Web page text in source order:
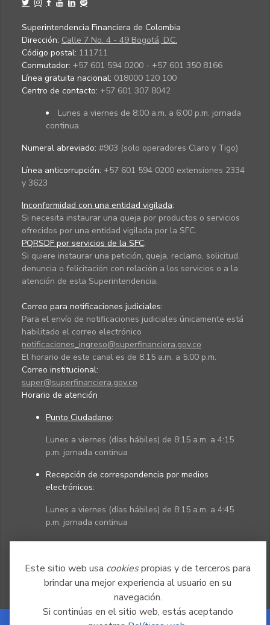
Este sitio web usa cookiespropias y de terceros para
brindar una mejor experiencia al usuario en su
navegación.
Si continúas en el sitio web, estás aceptando
Superintendencia Financiera de Colombia
Dirección: Calle 7 No. 4 - 49 Bogotá, D.C.
Código postal: 111711
Conmutador: +57 601 594 0200 - +57 601 350 8166
Línea gratuita nacional: 018000 120 100
Centro de contacto: +57 601 307 8042
Lunes a viernes de 8:00 a.m. a 6:00 p.m. jornada
continua.
Numeral abreviado: #903 (solo operadores Claro y Tigo)
Línea anticorrupción: +57 601 594 0200 extensiones 2334
y 3623
Inconformidad con una entidad vigilada:
Si necesita instaurar una queja por productos o servicios
ofrecidos por una entidad vigilada por la SFC.
PQRSDF por servicios de la SFC:
Si quiere instaurar una petición, queja, reclamo, solicitud,
denuncia o felicitación con relación a los servicios o a la
atención de esta Superintendencia.
Correo para notificaciones judiciales:
Para el envío de notificaciones judiciales únicamente está
habilitado el correo electrónico
notificaciones_ingreso@superfinanciera.gov.co
El horario de este canal es de 8:15 a.m. a 5:00 p.m.
Correo institucional:
super@superfinanciera.gov.co
Horario de atención
Punto Ciudadano:
Lunes a viernes (días hábiles) de 8:15 a.m. a 4:15
p.m. jornada continua
Recepción de correspondencia por medios
electrónicos:
Lunes a viernes (días hábiles) de 8:15 a.m. a 4:45
p.m. jornada continua